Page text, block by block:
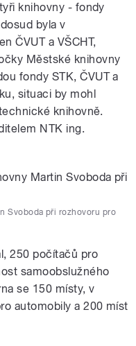
knihovny - fondy
byla v
ČVUT a VŠCHT,
Městské knihovny
fondy STK, ČVUT a
situaci by mohl
knihovně.
NTK ing.
Svoboda při rozhovoru pro
250 počítačů pro
samoobslužného
se 150 místy, v
automobily a 200 míst